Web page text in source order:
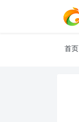
首页